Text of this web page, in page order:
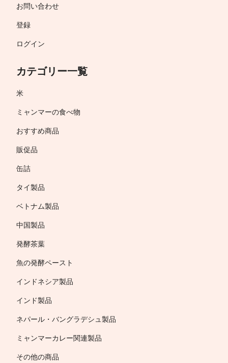
お問い合わせ
登録
ログイン
カテゴリー一覧
米
ミャンマーの食べ物
おすすめ商品
販促品
缶詰
タイ製品
ベトナム製品
中国製品
発酵茶葉
魚の発酵ペースト
インドネシア製品
インド製品
ネパール・バングラデシュ製品
ミャンマーカレー関連製品
その他の商品